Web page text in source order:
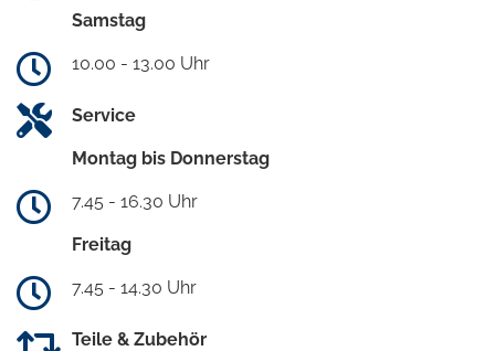
Samstag
10.00 - 13.00 Uhr
Service
Montag bis Donnerstag
7.45 - 16.30 Uhr
Freitag
7.45 - 14.30 Uhr
Teile & Zubehör